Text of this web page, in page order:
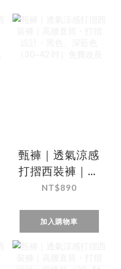
甄褲｜透氣涼感
打摺西裝褲｜高
腰直筒・打摺設
色（30~42 吋）
免費改長
NT$890
加入購物車